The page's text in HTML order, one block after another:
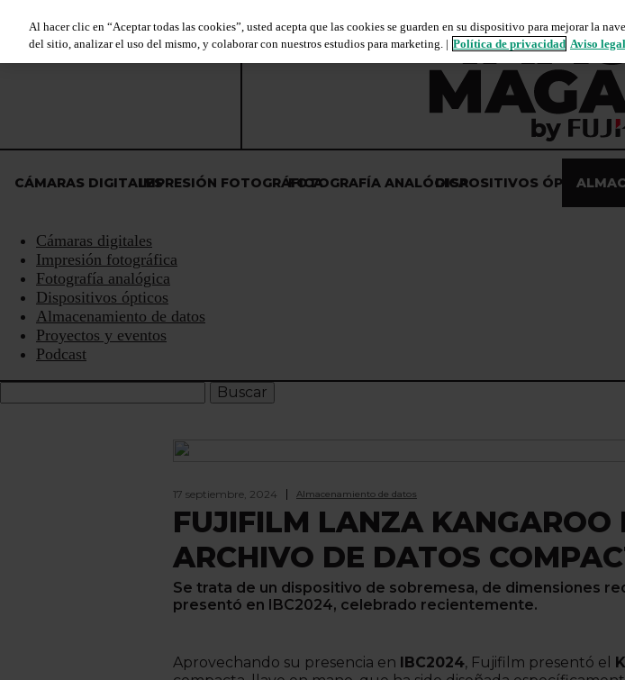
CÁMARAS DIGITALESIMPRESIÓN FOTOGRÁFICAFOTOGRAFÍA ANALÓGICADISPOSITIVOS ÓPTICOS
Cámaras digitales
Impresión fotográfica
Fotografía analógica
Dispositivos ópticos
Almacenamiento de datos
Proyectos y eventos
Podcast
17 septiembre, 2024 Almacenamiento de datos
FUJIFILM LANZA KANGAROO
ARCHIVO DE DATOS
Se trata de un dispositivo de sobremesa, de dimensiones
presentó en IBC2024, celebrado recientemente.
Aprovechando su presencia en IBC2024, Fujifilm presentó el
Al hacer clic en “Aceptar todas las cookies”, usted acepta que las cookies se guarden en su dispositivo para mejorar la
del sitio, analizar el uso del mismo, y colaborar con nuestros estudios para marketing. | Política de privacidad Aviso legal